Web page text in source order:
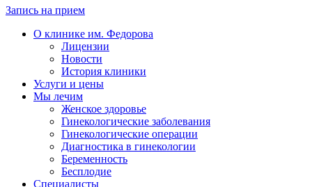
Запись на прием
О клинике им. Федорова
Лицензии
Новости
История клиники
Услуги и цены
Мы лечим
Женское здоровье
Гинекологические заболевания
Гинекологические операции
Диагностика в гинекологии
Беременность
Бесплодие
Специалисты